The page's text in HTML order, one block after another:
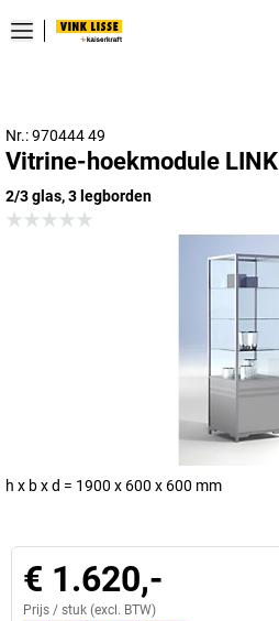
Nr.: 970444 49
Vitrine-hoekmodule LINK
2/3 glas, 3 legborden
h x b x d = 1900 x 600 x 600 mm
€ 1.620,-
Prijs / stuk (excl. BTW)